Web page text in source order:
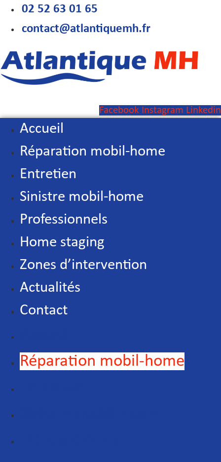
Aller
02 52 63 01 65
contact@atlantiquemh.fr
Facebook Instagram Linkedin
Accueil
Réparation mobil-home
Entretien
Sinistre mobil-home
Professionnels
Home staging
Zones d’intervention
Actualités
Contact
Réparation mobil-home